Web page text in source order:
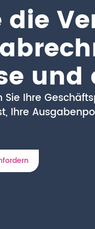
die
und
Ihre
Ihre